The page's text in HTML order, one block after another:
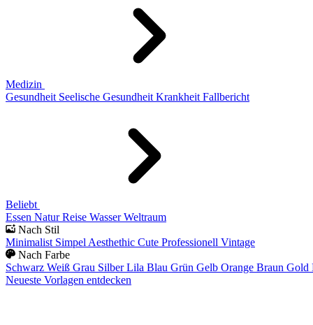
Medizin
Gesundheit Seelische Gesundheit Krankheit Fallbericht
Beliebt
Essen Natur Reise Wasser Weltraum
Nach Stil
Minimalist Simpel Aesthethic Cute Professionell Vintage
Nach Farbe
Schwarz Weiß Grau Silber Lila Blau Grün Gelb Orange Braun Gold
Neueste Vorlagen entdecken